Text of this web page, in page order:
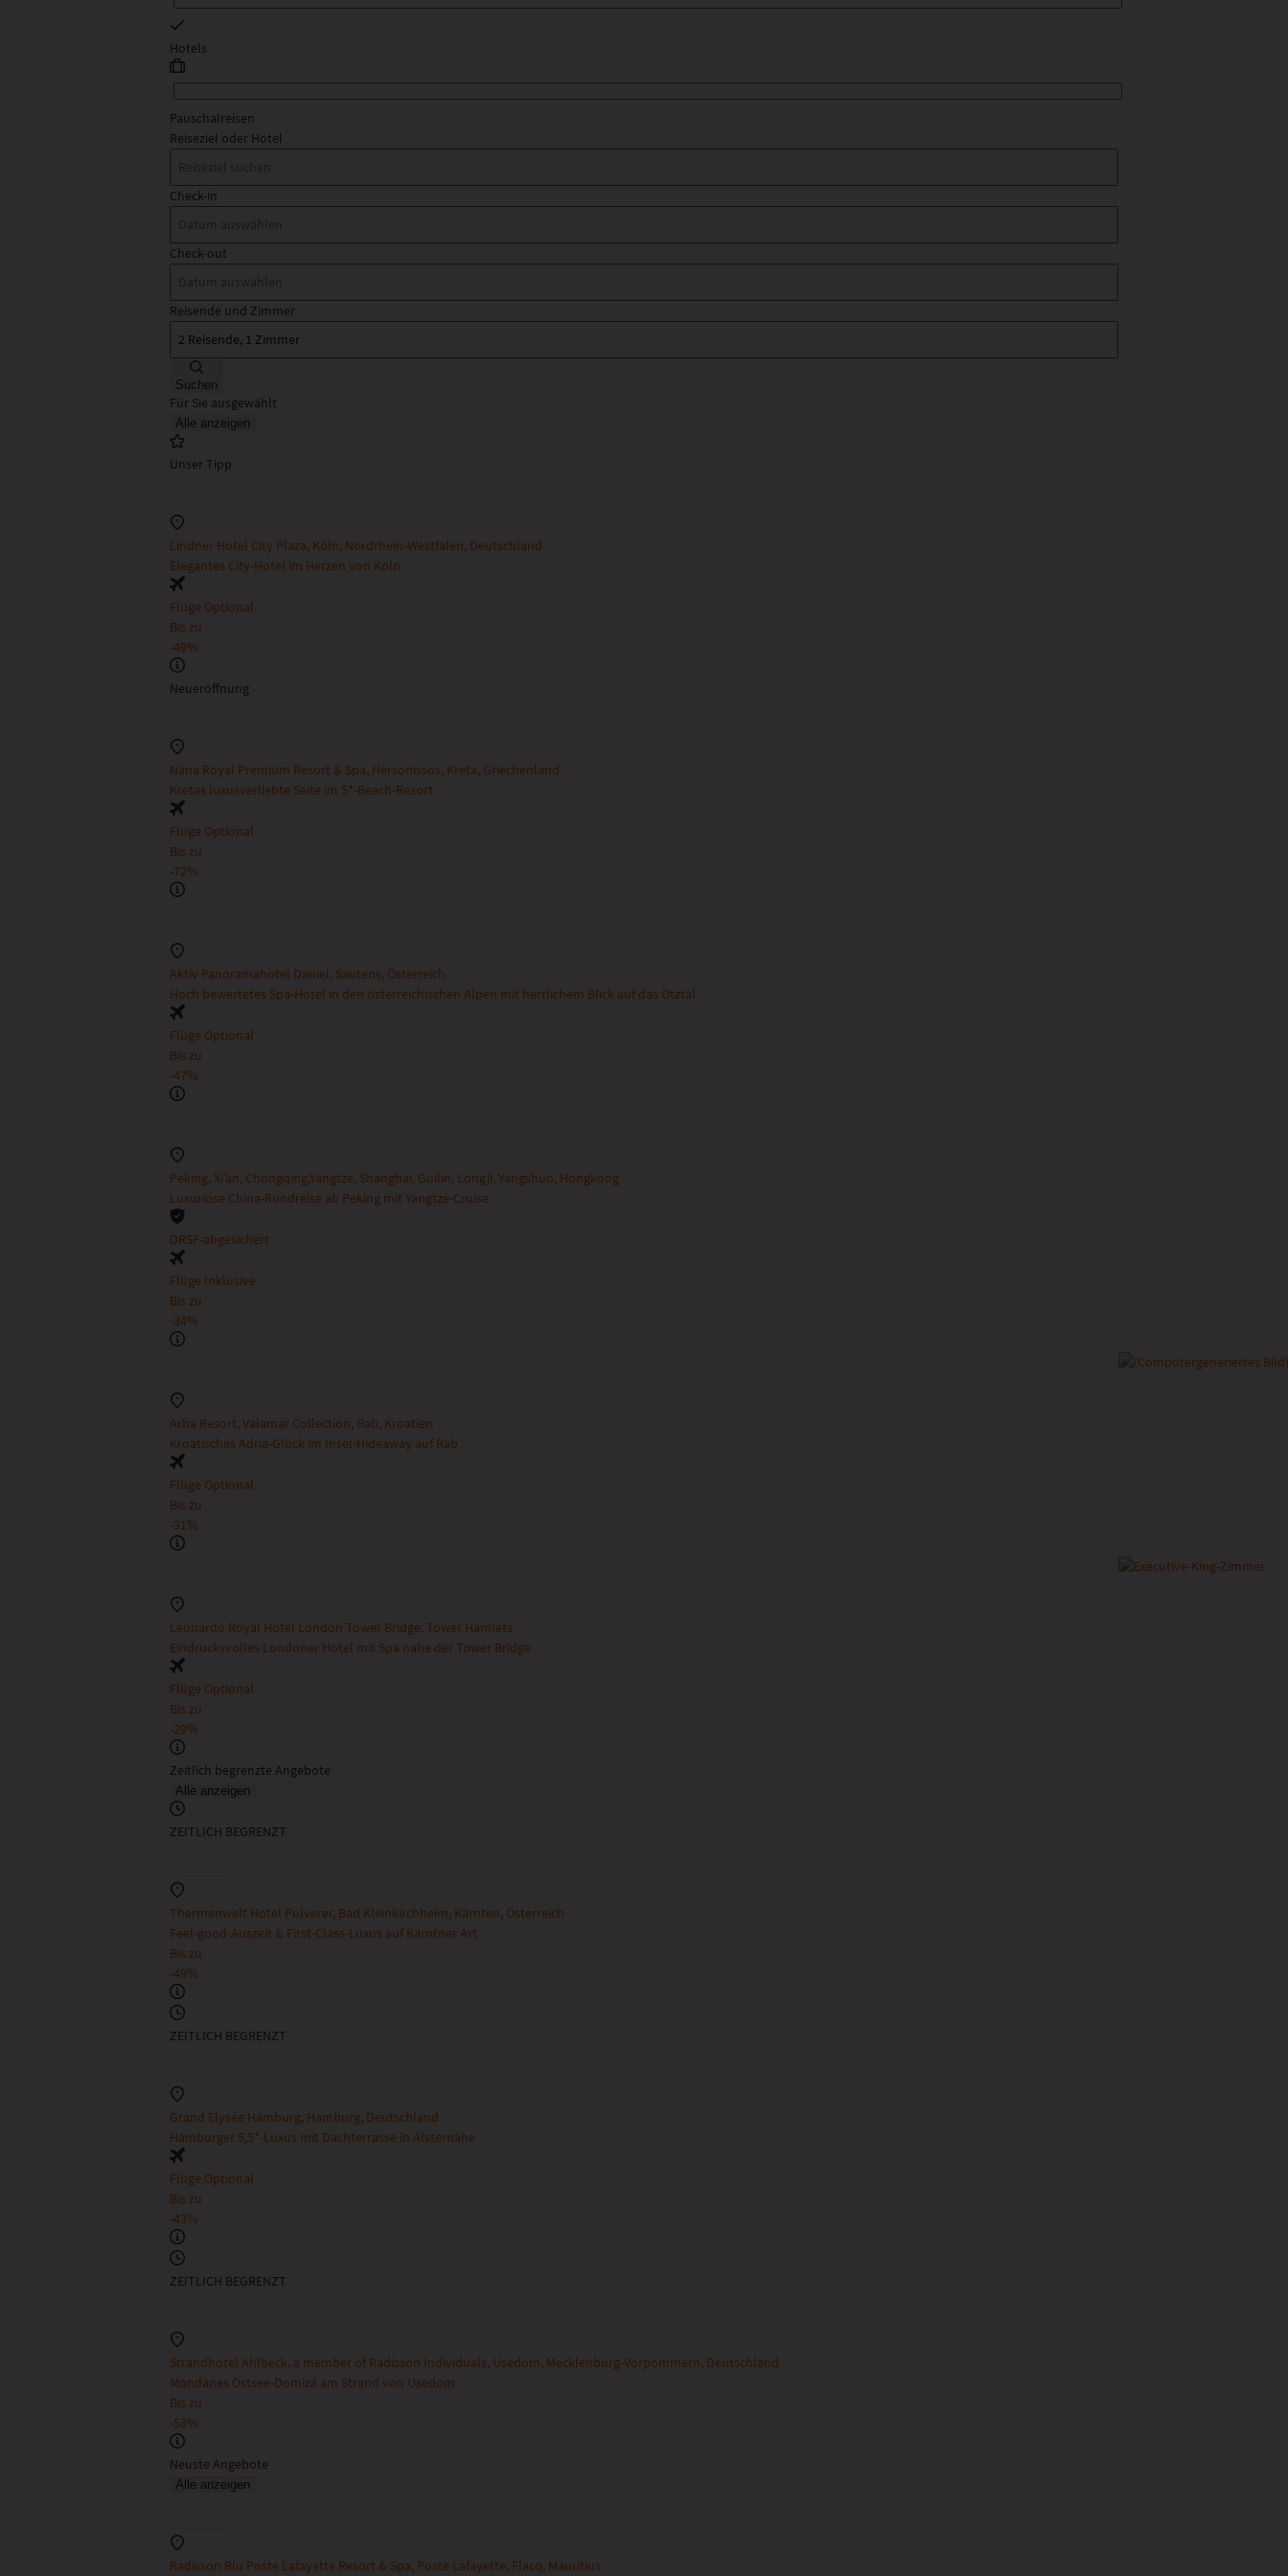
Hotels
Pauschalreisen
Reiseziel oder Hotel
Check-in
Check-out
Reisende und Zimmer
Suchen
Für Sie ausgewählt
Alle anzeigen
Unser Tipp
Lindner Hotel City Plaza, Köln, Nordrhein-Westfalen, Deutschland
Elegantes City-Hotel im Herzen von Köln
Flüge Optional
Bis zu
-49%
Neueröffnung
Nana Royal Premium Resort & Spa, Hersonissos, Kreta, Griechenland
Kretas luxusverliebte Seite im 5*-Beach-Resort
Flüge Optional
Bis zu
-72%
Aktiv Panoramahotel Daniel, Sautens, Österreich
Hoch bewertetes Spa-Hotel in den österreichischen Alpen mit herrlichem Blick auf das Ötztal
Flüge Optional
Bis zu
-47%
Peking, Xi’an, Chongqing,Yangtze, Shanghai, Guilin, Longji, Yangshuo, Hongkong
Luxuriöse China-Rundreise ab Peking mit Yangtze-Cruise
DRSF-abgesichert
Flüge Inklusive
Bis zu
-34%
Arba Resort, Valamar Collection, Rab, Kroatien
Kroatisches Adria-Glück im Insel-Hideaway auf Rab
Flüge Optional
Bis zu
-31%
Leonardo Royal Hotel London Tower Bridge, Tower Hamlets
Eindrucksvolles Londoner Hotel mit Spa nahe der Tower Bridge
Flüge Optional
Bis zu
-29%
Zeitlich begrenzte Angebote
Alle anzeigen
ZEITLICH BEGRENZT
Thermenwelt Hotel Pulverer, Bad Kleinkirchheim, Kärnten, Österreich
Feel-good-Auszeit & First-Class-Luxus auf Kärntner Art
Bis zu
-49%
ZEITLICH BEGRENZT
Grand Elysée Hamburg, Hamburg, Deutschland
Hamburger 5,5*-Luxus mit Dachterrasse in Alsternähe
Flüge Optional
Bis zu
-43%
ZEITLICH BEGRENZT
Strandhotel Ahlbeck, a member of Radisson Individuals, Usedom, Mecklenburg-Vorpommern, Deutschland
Mondänes Ostsee-Domizil am Strand von Usedom
Bis zu
-53%
Neuste Angebote
Alle anzeigen
Radisson Blu Poste Lafayette Resort & Spa, Poste Lafayette, Flacq, Mauritius